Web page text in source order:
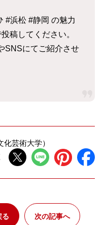
#浜松 #静岡 の魅力
稿してください。
SNSにてご紹介させ
芸術大学）
る 次の記事へ